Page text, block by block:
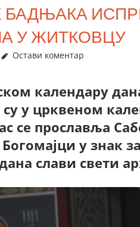
У ЖИТКОВЦУ
Остави коментар
календару
у црквеном
се прославља
у знак
слави свети